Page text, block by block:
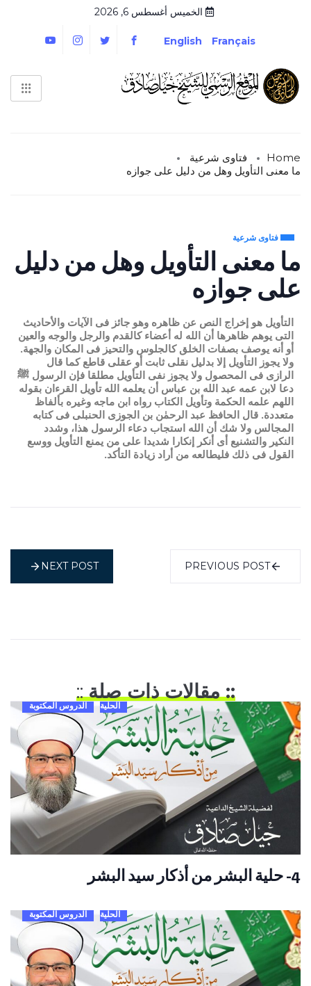
الخميس أغسطس 6, 2026
Français
English
Home
فتاوى شرعية
ما معنى التأويل وهل من دليل على جوازه
فتاوى شرعية
ما معنى التأويل وهل من دليل
على جوازه
التأويل هو إخراج النص عن ظاهره وهو جائز فى الآيات والأحاديث
التى يوهم ظاهرها أن الله له أعضاء كالقدم والرجل والوجه والعين
أو أنه يوصف بصفات الخلق كالجلوس والتحيز فى المكان والجهة.
ولا يجوز التأويل إلا بدليل نقلى ثابت أو عقلى قاطع كما قال
الرازى فى المحصول ولا يجوز نفى التأويل مطلقا فإن الرسول ﷺ
دعا لابن عمه عبد الله بن عباس أن يعلمه الله تأويل القرءان بقوله
اللهم علمه الحكمة وتأويل الكتاب رواه ابن ماجه وغيره بألفاظ
متعددة. قال الحافظ عبد الرحمٰن بن الجوزى الحنبلى فى كتابه
المجالس ولا شك أن الله استجاب دعاء الرسول هذا، وشدد
النكير والتشنيع أى أنكر إنكارا شديدا على من يمنع التأويل ووسع
القول فى ذلك فليطالعه من أراد زيادة التأكد.
PREVIOUS POST
NEXT POST
:: مقالات ذات صلة::
الحلية الدروس المكتوبة
4- حلية البشر من أذكار سيد البشر
الحلية الدروس المكتوبة